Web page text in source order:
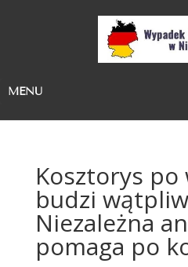
MENU
Kosztorys po
budzi
Niezależna
pomaga po